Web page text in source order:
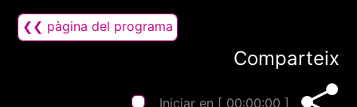
❮❮ pàgina del programa
Comparteix
Iniciar en [ 00:00:00 ]